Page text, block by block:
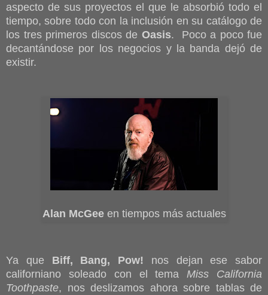
aspecto de sus proyectos el que le absorbió todo el
tiempo, sobre todo con la inclusión en su catálogo de
los tres primeros discos de Oasis. Poco a poco fue
decantándose por los negocios y la banda dejó de
existir.
Alan McGeeen tiempos más actuales
Ya que Biff, Bang, Pow! nos dejan ese sabor
californiano soleado con el temaMiss California
Toothpaste, nos deslizamos ahora sobre tablas de